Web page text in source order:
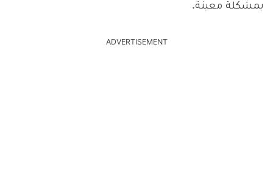
بمشكلة معينة.
ADVERTISEMENT